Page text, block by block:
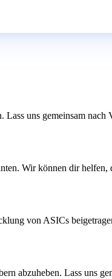
uns gemeinsam
Wir können dir helfen,
von ASICs
abzuheben. Lass uns